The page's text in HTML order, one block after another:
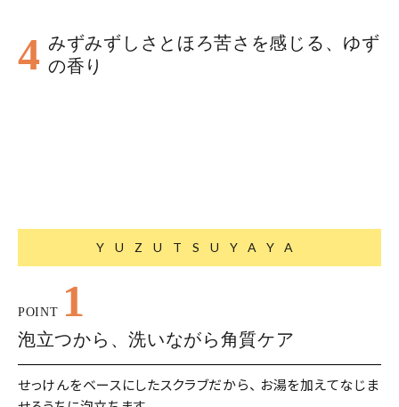
4 みずみずしさとほろ苦さを感じる、ゆず
の香り
YUZUTSUYAYA
POINT 1
泡立つから、洗いながら角質ケア
せっけんをベースにしたスクラブだから、 お湯を加えてなじま